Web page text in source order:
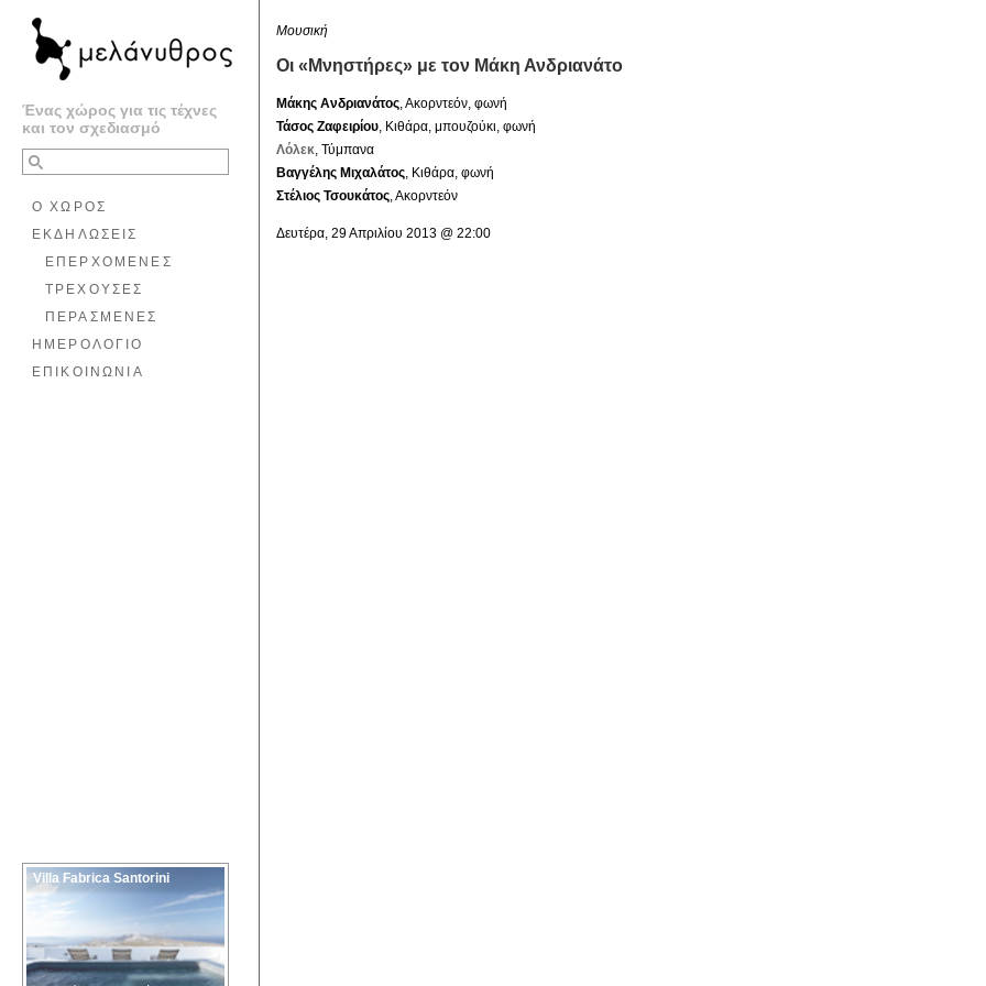
Ένας χώρος για τις τέχνες
και τον σχεδιασμό
Ο ΧΩΡΟΣ
ΕΚΔΗΛΩΣΕΙΣ
ΕΠΕΡΧΟΜΕΝΕΣ
ΤΡΕΧΟΥΣΕΣ
ΠΕΡΑΣΜΕΝΕΣ
ΗΜΕΡΟΛΟΓΙΟ
ΕΠΙΚΟΙΝΩΝΙΑ
Villa Fabrica Santorini
Μουσική
Οι «Μνηστήρες» με τον Μάκη Ανδριανάτο
Μάκης Ανδριανάτος, Ακορντεόν, φωνή
Τάσος Ζαφειρίου, Κιθάρα, μπουζούκι, φωνή
Λόλεκ, Τύμπανα
Βαγγέλης Μιχαλάτος, Κιθάρα, φωνή
Στέλιος Τσουκάτος, Ακορντεόν
Δευτέρα, 29 Απριλίου 2013 @ 22:00